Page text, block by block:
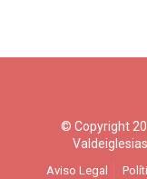
© Copyright
Aviso Legal